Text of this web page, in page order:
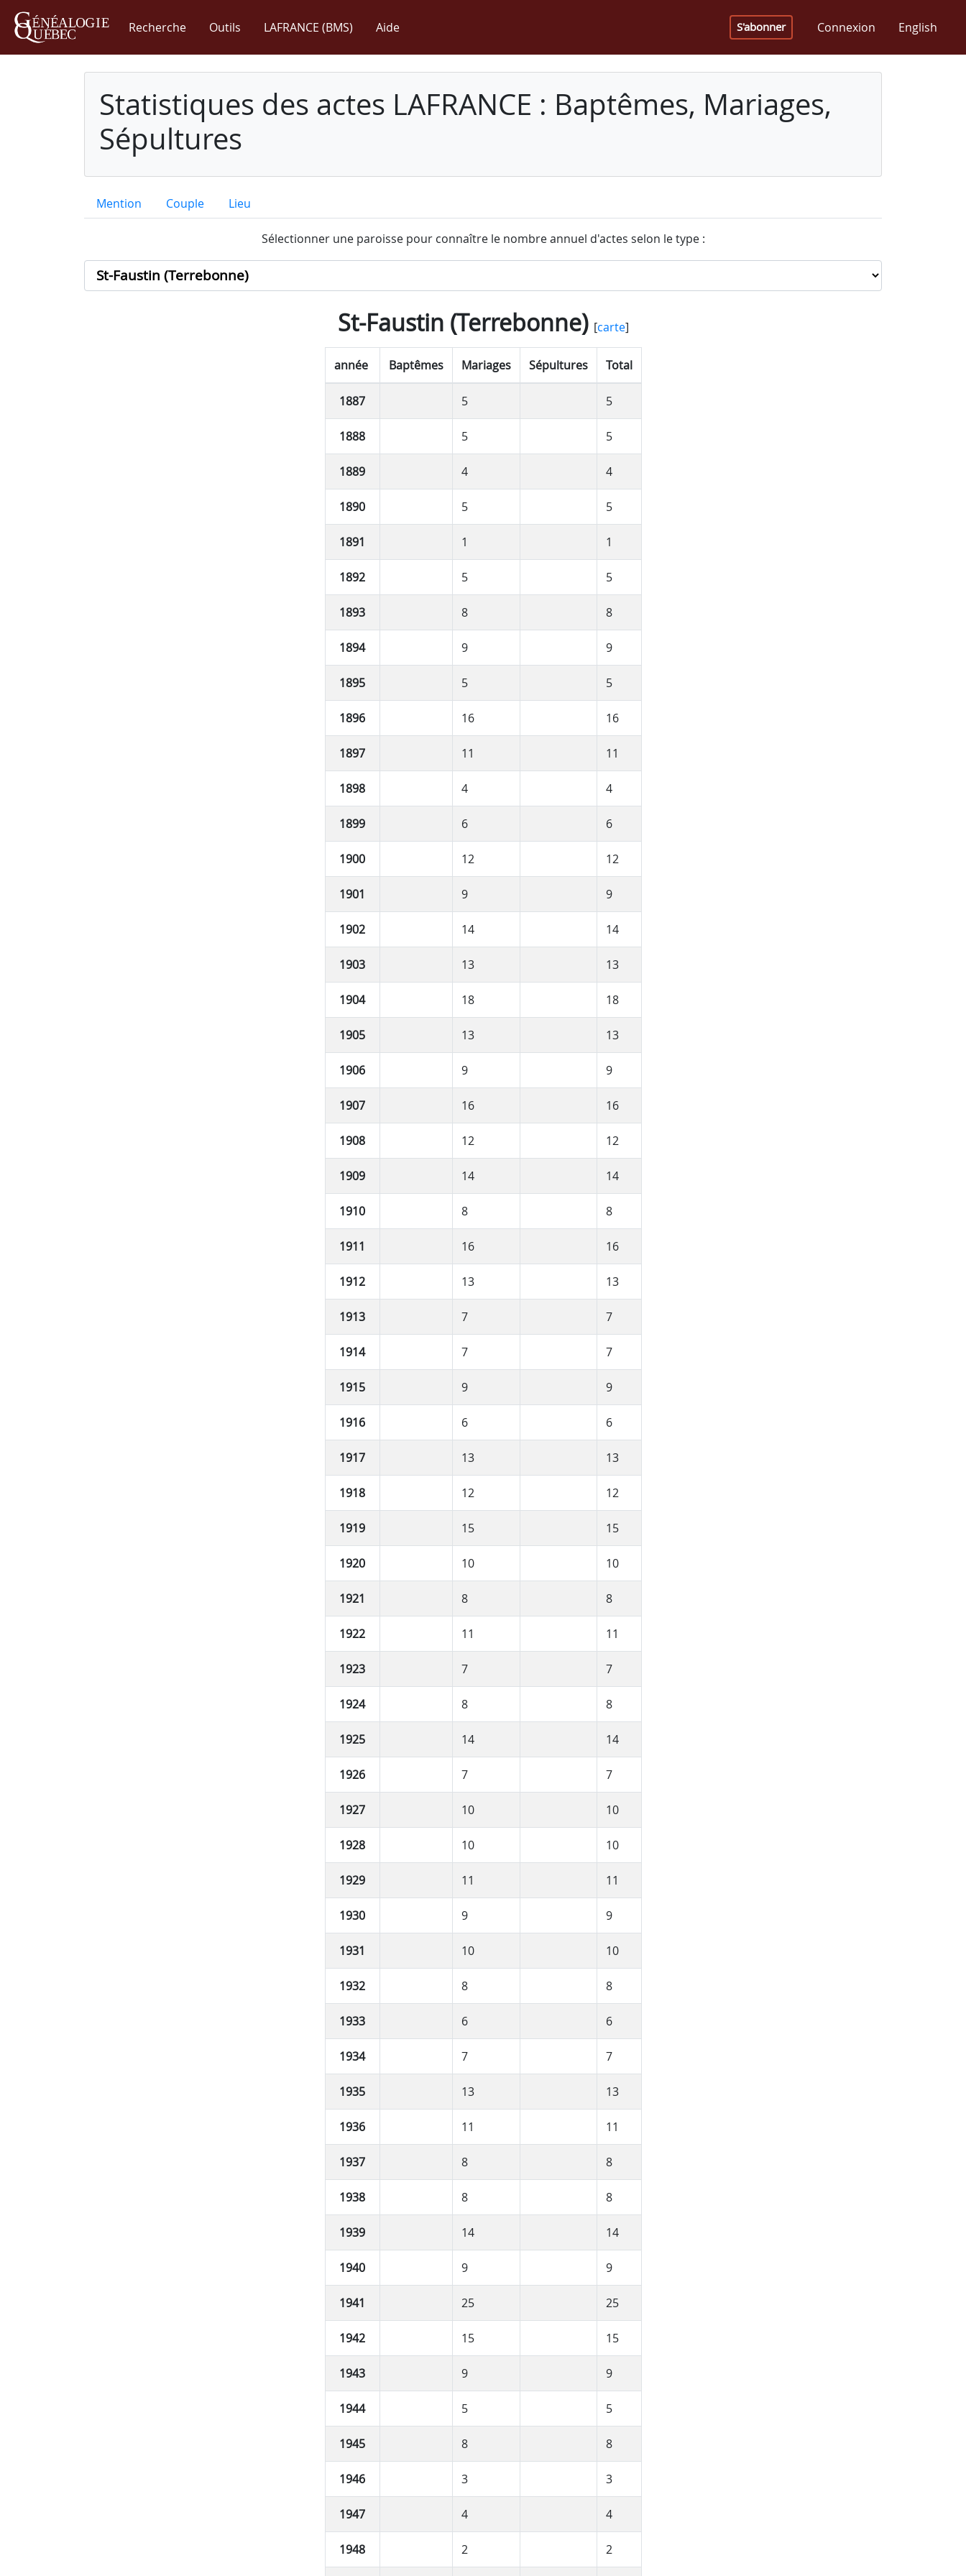
Recherche Outils LAFRANCE (BMS) Aide S'abonner Connexion English
Statistiques des actes LAFRANCE : Baptêmes, Mariages,
Sépultures
Mention Couple Lieu
Sélectionner une paroisse pour connaître le nombre annuel d'actes selon le type :
St-Faustin (Terrebonne)[carte]
année Baptêmes Mariages Sépultures Total
1887 5 5
1888 5 5
1889 4 4
1890 5 5
1891 1 1
1892 5 5
1893 8 8
1894 9 9
1895 5 5
1896 16 16
1897 11 11
1898 4 4
1899 6 6
1900 12 12
1901 9 9
1902 14 14
1903 13 13
1904 18 18
1905 13 13
1906 9 9
1907 16 16
1908 12 12
1909 14 14
1910 8 8
1911 16 16
1912 13 13
1913 7 7
1914 7 7
1915 9 9
1916 6 6
1917 13 13
1918 12 12
1919 15 15
1920 10 10
1921 8 8
1922 11 11
1923 7 7
1924 8 8
1925 14 14
1926 7 7
1927 10 10
1928 10 10
1929 11 11
1930 9 9
1931 10 10
1932 8 8
1933 6 6
1934 7 7
1935 13 13
1936 11 11
1937 8 8
1938 8 8
1939 14 14
1940 9 9
1941 25 25
1942 15 15
1943 9 9
1944 5 5
1945 8 8
1946 3 3
1947 4 4
1948 2 2